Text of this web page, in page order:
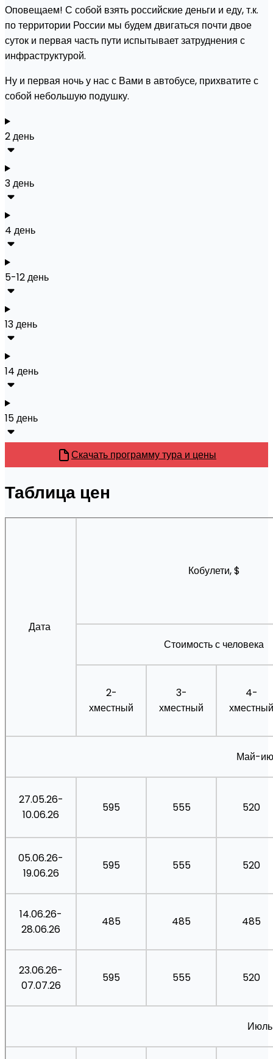
Оповещаем! С собой взять российские деньги и еду, т.к.
по территории России мы будем двигаться почти двое
суток и первая часть пути испытывает затруднения с
инфраструктурой.
Ну и первая ночь у нас с Вами в автобусе, прихватите с
собой небольшую подушку.
2 день
3 день
4 день
5-12 день
13 день
14 день
15 день
Скачать программу тура и цены
Таблица цен
Дата
Кобулети, $
Стоимость с человека
2-
хместный
3-
хместный
4-
хместный
Май-
27.05.26-
10.06.26
595 555 520
05.06.26-
19.06.26
595 555 520
14.06.26-
28.06.26
485 485 485
23.06.26-
07.07.26
595 555 520
Июль